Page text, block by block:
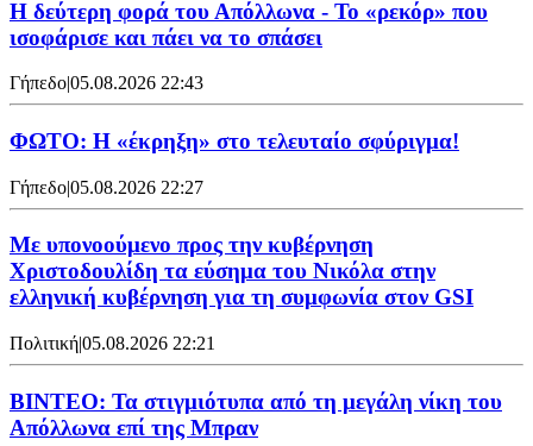
Η δεύτερη φορά του Απόλλωνα - Το «ρεκόρ» που
ισοφάρισε και πάει να το σπάσει
Γήπεδο|05.08.2026 22:43
ΦΩΤΟ: Η «έκρηξη» στο τελευταίο σφύριγμα!
Γήπεδο|05.08.2026 22:27
Με υπονοούμενο προς την κυβέρνηση
Χριστοδουλίδη τα εύσημα του Νικόλα στην
ελληνική κυβέρνηση για τη συμφωνία στον GSI
Πολιτική|05.08.2026 22:21
ΒΙΝΤΕΟ: Τα στιγμιότυπα από τη μεγάλη νίκη του
Απόλλωνα επί της Μπραν